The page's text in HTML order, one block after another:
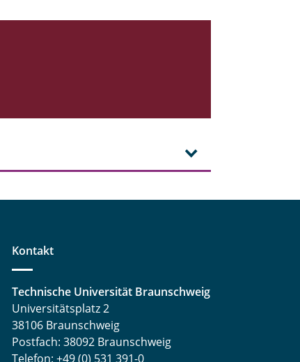
Kontakt
Technische Universität Braunschweig
Universitätsplatz 2
38106 Braunschweig
Postfach: 38092 Braunschweig
Telefon: +49 (0) 531 391-0